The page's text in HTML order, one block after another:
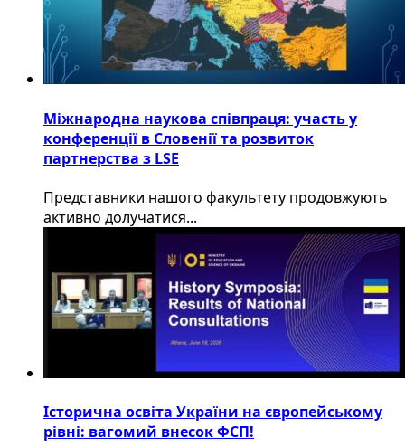
Міжнародна наукова співпраця: участь у
конференції в Словенії та розвиток
партнерства з LSE
​Представники нашого факультету продовжують
активно долучатися...
Історична освіта України на європейському
рівні: вагомий внесок ФСП!